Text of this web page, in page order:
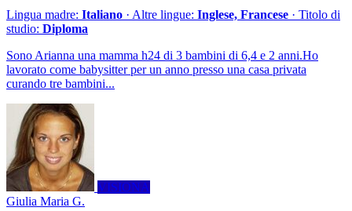
Lingua madre: Italiano · Altre lingue: Inglese, Francese · Titolo di
studio: Diploma
Sono Arianna una mamma h24 di 3 bambini di 6,4 e 2 anni.Ho
lavorato come babysitter per un anno presso una casa privata
curando tre bambini...
VISIONA
Giulia Maria G.